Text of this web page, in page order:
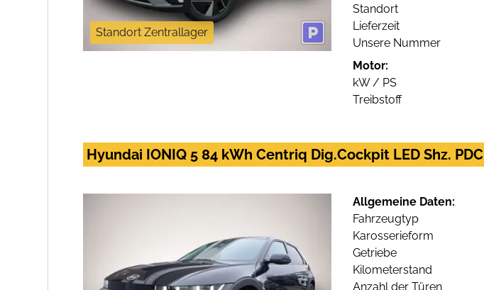
Standort Zentrallager
Standort
Lieferzeit
Unsere Nummer
Motor:
kW / PS
Treibstoff
Hyundai IONIQ 5 84 kWh Centriq Dig.Cockpit LED Shz. PDC
Allgemeine Daten:
Fahrzeugtyp
Karosserieform
Getriebe
Kilometerstand
Anzahl der Türen